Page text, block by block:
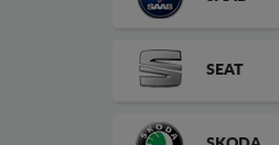
SEAT